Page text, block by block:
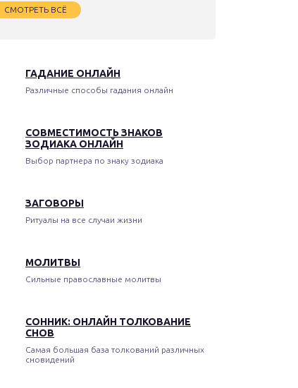
СМОТРЕТЬ ВСЁ
ГАДАНИЕ ОНЛАЙН
Различные способы гадания онлайн
СОВМЕСТИМОСТЬ ЗНАКОВ
ЗОДИАКА ОНЛАЙН
Выбор партнера по знаку зодиака
ЗАГОВОРЫ
Ритуалы на все случаи жизни
МОЛИТВЫ
Сильные православные молитвы
СОННИК: ОНЛАЙН ТОЛКОВАНИЕ
СНОВ
Самая большая база толкований различных
сновидений